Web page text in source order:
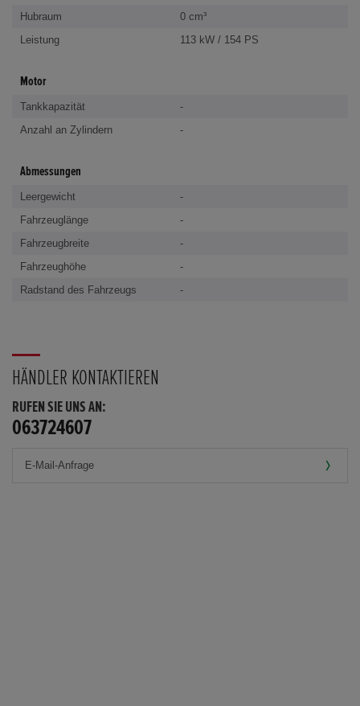
Hubraum
0 cm³
Leistung
113 kW / 154 PS
Motor
Tankkapazität
-
Anzahl an Zylindern
-
Abmessungen
Leergewicht
-
Fahrzeuglänge
-
Fahrzeugbreite
-
Fahrzeughöhe
-
Radstand des Fahrzeugs
-
HÄNDLER KONTAKTIEREN
RUFEN SIE UNS AN:
063724607